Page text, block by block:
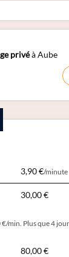
privéà Aube
3,90 €/minute
30,00 €
min. Plus que 4
80,00 €